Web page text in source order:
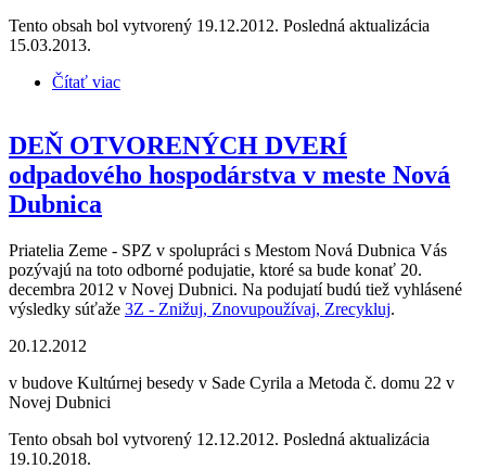
Tento obsah bol vytvorený 19.12.2012. Posledná aktualizácia
15.03.2013.
Čítať viac
DEŇ OTVORENÝCH DVERÍ
odpadového hospodárstva v meste Nová
Dubnica
Priatelia Zeme - SPZ v spolupráci s Mestom Nová Dubnica Vás
pozývajú na toto odborné podujatie, ktoré sa bude konať 20.
decembra 2012 v Novej Dubnici. Na podujatí budú tiež vyhlásené
výsledky súťaže 3Z - Znižuj, Znovupoužívaj, Zrecykluj.
20.12.2012
v budove Kultúrnej besedy v Sade Cyrila a Metoda č. domu 22 v
Novej Dubnici
Tento obsah bol vytvorený 12.12.2012. Posledná aktualizácia
19.10.2018.